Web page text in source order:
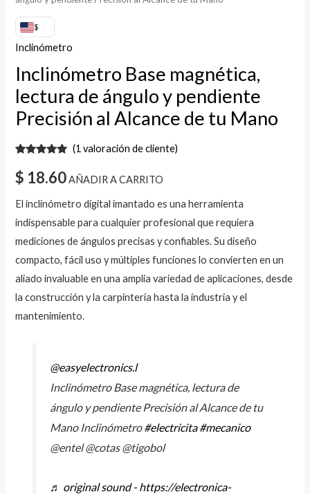
$
Inclinómetro
Inclinómetro Base magnética,
lectura de ángulo y pendiente
Precisión al Alcance de tu Mano
con 5.00de
5 en base
de un
(1valoración de cliente)
$ 18.60 AÑADIR A CARRITO
El inclinómetro digital imantado es una herramienta
indispensable para cualquier profesional que requiera
mediciones de ángulos precisas y confiables. Su diseño
compacto, fácil uso y múltiples funciones lo convierten en un
aliado invaluable en una amplia variedad de aplicaciones, desde
la construcción y la carpintería hasta la industria y el
mantenimiento.
@easyelectronics.l
Inclinómetro Base magnética, lectura de
ángulo y pendiente Precisión al Alcance de tu
Mano Inclinómetro#electricita #mecanico
@entel @cotas @tigobol
♬ original sound - https://electronica-